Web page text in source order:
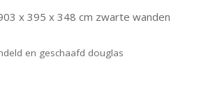
x 395 x 348 cm zwarte wanden
en geschaafd douglas